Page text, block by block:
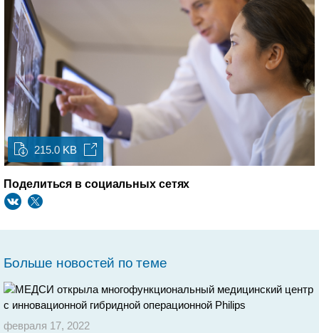
215.0 KB
Поделиться в социальных сетях
Больше новостей по теме
февраля 17, 2022